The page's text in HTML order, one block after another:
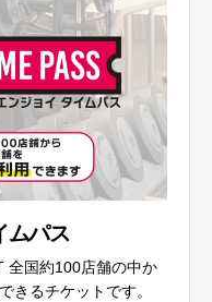
ムパス
全国約100店舗の中か
きるチケットです。